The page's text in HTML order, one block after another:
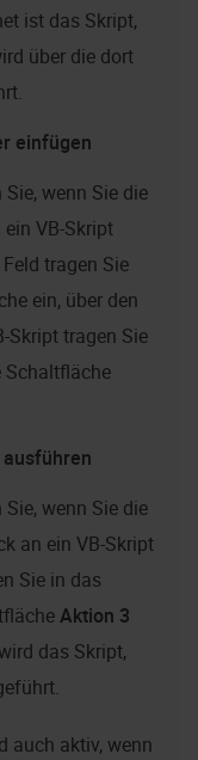
ist das Skript,
über die dort
einfügen
wenn Sie die
VB-Skript
tragen Sie
ein, über den
Skript tragen Sie
Schaltfläche
wenn Sie die
an ein VB-Skript
Sie in das
Aktion 3
das Skript,
auch aktiv, wenn